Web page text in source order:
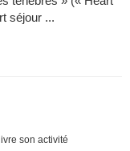
séjour ...
son activité